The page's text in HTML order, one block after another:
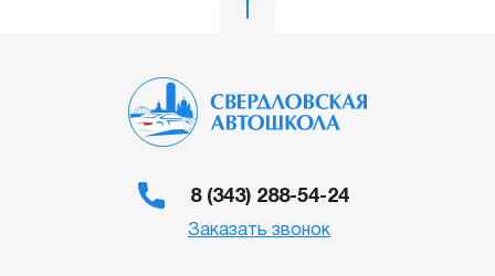
8 (343) 288-54-24
Заказать звонок